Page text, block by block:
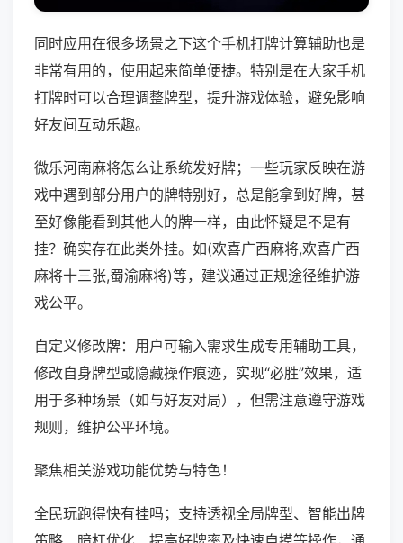
同时应用在很多场景之下这个手机打牌计算辅助也是
非常有用的，使用起来简单便捷。特别是在大家手机
打牌时可以合理调整牌型，提升游戏体验，避免影响
好友间互动乐趣。
微乐河南麻将怎么让系统发好牌；一些玩家反映在游
戏中遇到部分用户的牌特别好，总是能拿到好牌，甚
至好像能看到其他人的牌一样，由此怀疑是不是有
挂？确实存在此类外挂。如(欢喜广西麻将,欢喜广西
麻将十三张,蜀渝麻将)等，建议通过正规途径维护游
戏公平。
自定义修改牌：用户可输入需求生成专用辅助工具，
修改自身牌型或隐藏操作痕迹，实现“必胜”效果，适
用于多种场景（如与好友对局），但需注意遵守游戏
规则，维护公平环境。
聚焦相关游戏功能优势与特色！
全民玩跑得快有挂吗；支持透视全局牌型、智能出牌